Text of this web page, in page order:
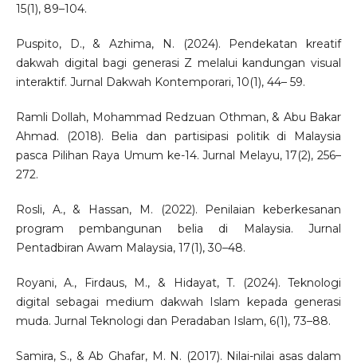
15(1), 89–104.
Puspito, D., & Azhima, N. (2024). Pendekatan kreatif
dakwah digital bagi generasi Z melalui kandungan visual
interaktif. Jurnal Dakwah Kontemporari, 10(1), 44– 59.
Ramli Dollah, Mohammad Redzuan Othman, & Abu Bakar
Ahmad. (2018). Belia dan partisipasi politik di Malaysia
pasca Pilihan Raya Umum ke-14. Jurnal Melayu, 17(2), 256–
272.
Rosli, A., & Hassan, M. (2022). Penilaian keberkesanan
program pembangunan belia di Malaysia. Jurnal
Pentadbiran Awam Malaysia, 17(1), 30–48.
Royani, A., Firdaus, M., & Hidayat, T. (2024). Teknologi
digital sebagai medium dakwah Islam kepada generasi
muda. Jurnal Teknologi dan Peradaban Islam, 6(1), 73–88.
Samira, S., & Ab Ghafar, M. N. (2017). Nilai-nilai asas dalam